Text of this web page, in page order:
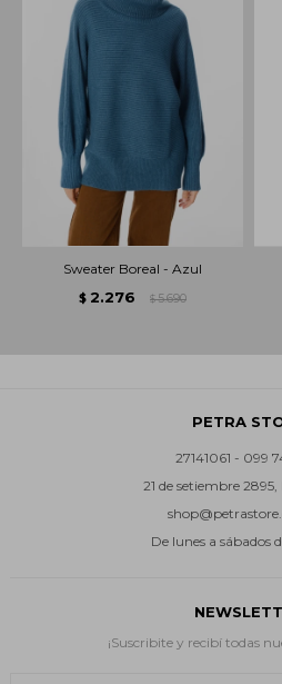
Sweater Boreal - Azul
$ 2.276 $ 5.690
PETRA
27141061 - 099
21 de setiembre
De lunes a sábados
¡Suscribite y recibí todas